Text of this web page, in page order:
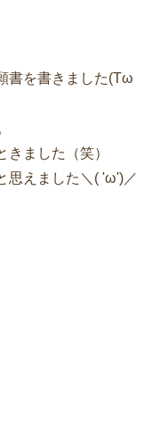
書を書きました(Tω
ました（笑）
思えました＼( 'ω')／